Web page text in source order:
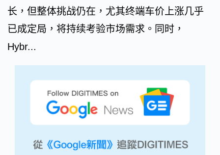
长，但整体挑战仍在，尤其终端车价上涨几乎
已成定局，将持续考验市场需求。同时，
Hybr...